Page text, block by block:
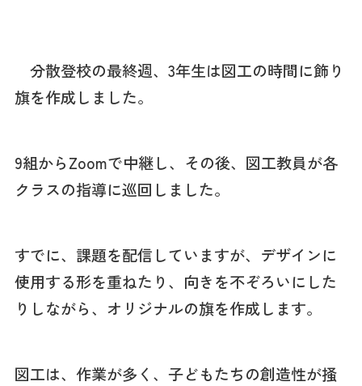
分散登校の最終週、3年生は図工の時間に飾り
旗を作成しました。
9組からZoomで中継し、その後、図工教員が各
クラスの指導に巡回しました。
すでに、課題を配信していますが、デザインに
使用する形を重ねたり、向きを不ぞろいにした
りしながら、オリジナルの旗を作成します。
図工は、作業が多く、子どもたちの創造性が掻